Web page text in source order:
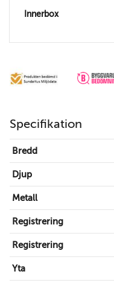
Innerbox
Specifikation
Bredd
Djup
Metall
Registrering
Registrering
Yta